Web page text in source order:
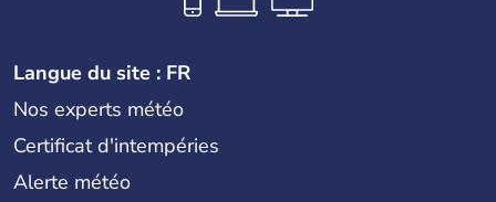
Langue du site : FR
Nos experts météo
Certificat d'intempéries
Alerte météo